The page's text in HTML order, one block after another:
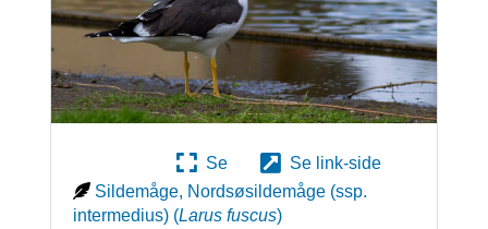
Se
Se link-side
Sildemåge, Nordsøsildemåge (ssp.
intermedius) (Larus fuscus)